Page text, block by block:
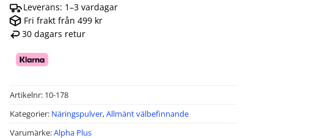
Leverans: 1–3 vardagar
Fri frakt från 499 kr
30 dagars retur
Artikelnr: 10-178
Kategorier: Näringspulver,Allmänt välbefinnande
Varumärke:Alpha Plus